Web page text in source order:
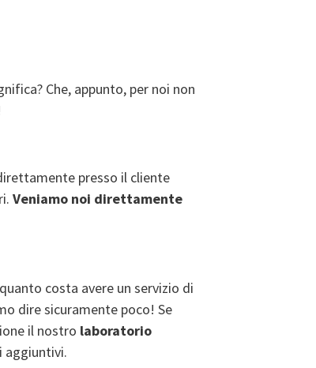
Che, appunto, per noi non
presso il cliente
Veniamo noi direttamente
costa avere un servizio di
dire sicuramente poco! Se
il nostro laboratorio
aggiuntivi.